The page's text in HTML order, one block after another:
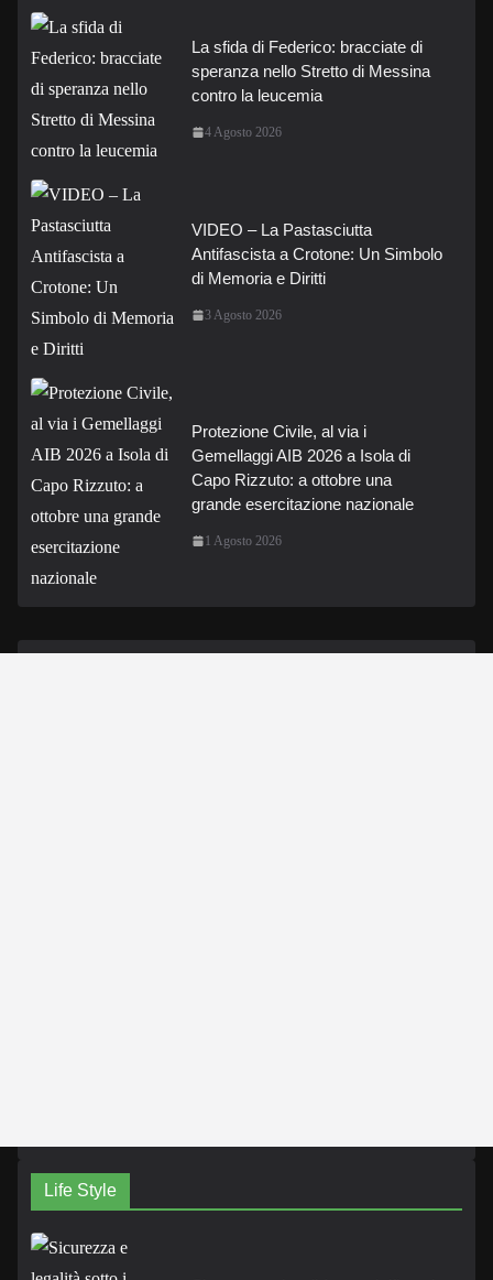
La sfida di Federico: bracciate di
speranza nello Stretto di Messina
contro la leucemia
4 Agosto 2026
VIDEO – La Pastasciutta
Antifascista a Crotone: Un Simbolo
di Memoria e Diritti
3 Agosto 2026
Protezione Civile, al via i
Gemellaggi AIB 2026 a Isola di
Capo Rizzuto: a ottobre una
grande esercitazione nazionale
1 Agosto 2026
Life Style